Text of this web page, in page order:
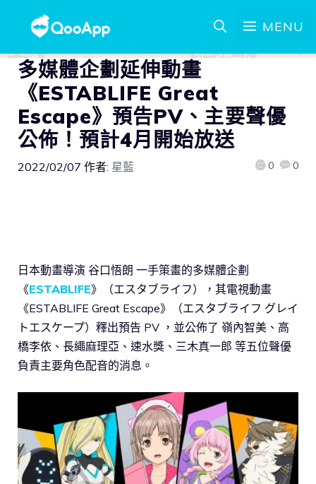
MENU
多媒體企劃延伸動畫
《ESTABLIFE Great
Escape》預告PV、主要聲優
公佈！預計4月開始放送
2022/02/07 作者: 星藍 0 0
日本動畫導演 谷口悟朗 一手策畫的多媒體企劃
《ESTABLIFE》（エスタブライフ），其電視動畫
《ESTABLIFE Great Escape》（エスタブライフ グレイ
トエスケープ）釋出預告 PV ，並公佈了 嶺內智美、高
橋李依、長繩麻理亞、速水獎、三木真一郎 等五位聲優
負責主要角色配音的消息。